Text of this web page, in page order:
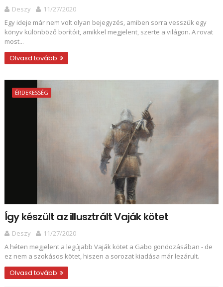
Deszy
11/27/2020
Egy ideje már nem volt olyan bejegyzés, amiben sorra vesszük egy
könyv különböző borítóit, amikkel megjelent, szerte a világon. A rovat
most...
Olvasd tovább
ÉRDEKESSÉG
Így készült az illusztrált Vaják kötet
Deszy
11/27/2020
A héten megjelent a legújabb Vaják kötet a Gabo gondozásában - de
ez nem a szokásos kötet, hiszen a sorozat kiadása már lezárult.
Olvasd tovább